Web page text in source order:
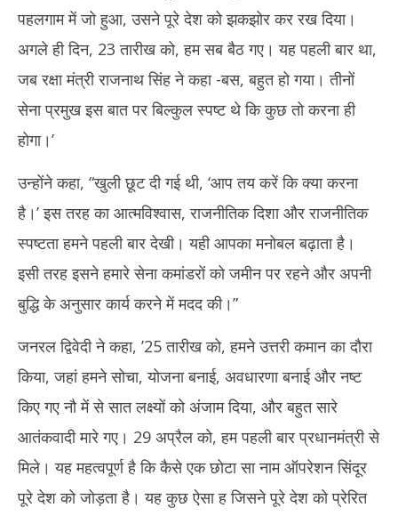
पहलगाम में जो हुआ, उसने पूरे देश को झकझोर कर रख दिया।
अगले ही दिन, 23 तारीख को, हम सब बैठ गए। यह पहली बार था,
जब रक्षा मंत्री राजनाथ सिंह ने कहा -बस, बहुत हो गया। तीनों
सेना प्रमुख इस बात पर बिल्कुल स्पष्ट थे कि कुछ तो करना ही
होगा।’
उन्होंने कहा, “खुली छूट दी गई थी, ‘आप तय करें कि क्या करना
है।’ इस तरह का आत्मविश्वास, राजनीतिक दिशा और राजनीतिक
स्पष्टता हमने पहली बार देखी। यही आपका मनोबल बढ़ाता है।
इसी तरह इसने हमारे सेना कमांडरों को जमीन पर रहने और अपनी
बुद्धि के अनुसार कार्य करने में मदद की।”
जनरल द्विवेदी ने कहा, ’25 तारीख को, हमने उत्तरी कमान का दौरा
किया, जहां हमने सोचा, योजना बनाई, अवधारणा बनाई और नष्ट
किए गए नौ में से सात लक्ष्यों को अंजाम दिया, और बहुत सारे
आतंकवादी मारे गए। 29 अप्रैल को, हम पहली बार प्रधानमंत्री से
मिले। यह महत्वपूर्ण है कि कैसे एक छोटा सा नाम ऑपरेशन सिंदूर
पूरे देश को जोड़ता है। यह कुछ ऐसा ह जिसने पूरे देश को प्रेरित